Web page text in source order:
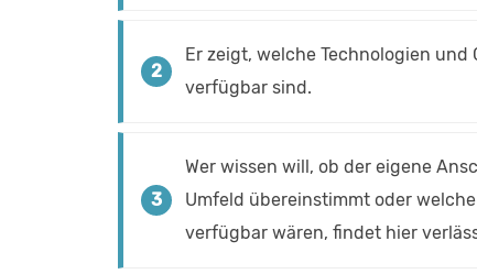
Er zeigt, welche Technologien
verfügbar sind.
Wer wissen will, ob der eigene
Umfeld übereinstimmt oder
verfügbar wären, findet hier